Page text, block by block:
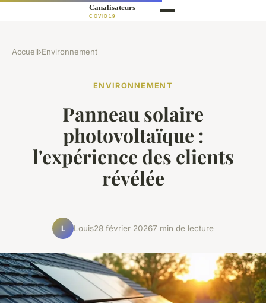
Accueil›Environnement
ENVIRONNEMENT
Panneau solaire
photovoltaïque :
l'expérience des clients
révélée
L Louis28 février 20267 min de lecture